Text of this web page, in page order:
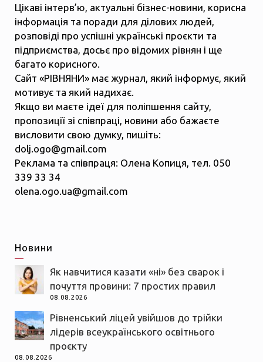
Цікаві інтерв’ю, актуальні бізнес-новини, корисна
інформація та поради для ділових людей,
розповіді про успішні українські проєкти та
підприємства, досьє про відомих рівнян і ще
багато корисного.
Сайт «РІВНЯНИ» має журнал, який інформує, який
мотивує та який надихає.
Якщо ви маєте ідеї для поліпшення сайту,
пропозиції зі співпраці, новини або бажаєте
висловити свою думку, пишіть:
dolj.ogo@gmail.com
Реклама та співпраця: Олена Копиця, тел. 050
339 33 34
olena.ogo.ua@gmail.com
Новини
Як навчитися казати «ні» без сварок і
почуття провини: 7 простих правил
08.08.2026
Рівненський ліцей увійшов до трійки
лідерів всеукраїнського освітнього
проєкту
08.08.2026